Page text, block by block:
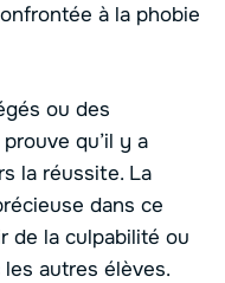
à la phobie
ou des
qu’il y a
la réussite. La
dans ce
de la culpabilité ou
autres élèves.